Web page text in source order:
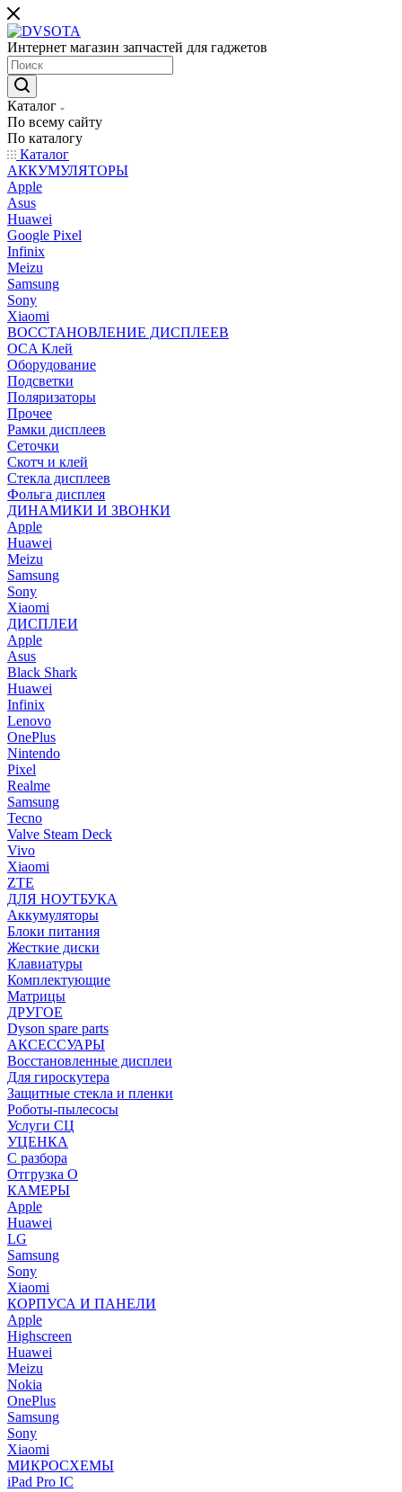
Интернет магазин запчастей для гаджетов
Каталог
По всему сайту
По каталогу
Каталог
АККУМУЛЯТОРЫ
Apple
Asus
Huawei
Google Pixel
Infinix
Meizu
Samsung
Sony
Xiaomi
ВОССТАНОВЛЕНИЕ ДИСПЛЕЕВ
OCA Клей
Оборудование
Подсветки
Поляризаторы
Прочее
Рамки дисплеев
Сеточки
Скотч и клей
Стекла дисплеев
Фольга дисплея
ДИНАМИКИ И ЗВОНКИ
Apple
Huawei
Meizu
Samsung
Sony
Xiaomi
ДИСПЛЕИ
Apple
Asus
Black Shark
Huawei
Infinix
Lenovo
OnePlus
Nintendo
Pixel
Realme
Samsung
Tecno
Valve Steam Deck
Vivo
Xiaomi
ZTE
ДЛЯ НОУТБУКА
Аккумуляторы
Блоки питания
Жесткие диски
Клавиатуры
Комплектующие
Матрицы
ДРУГОЕ
Dyson spare parts
АКСЕССУАРЫ
Восстановленные дисплеи
Для гироскутера
Защитные стекла и пленки
Роботы-пылесосы
Услуги СЦ
УЦЕНКА
С разбора
Отгрузка О
КАМЕРЫ
Apple
Huawei
LG
Samsung
Sony
Xiaomi
КОРПУСА И ПАНЕЛИ
Apple
Highscreen
Huawei
Meizu
Nokia
OnePlus
Samsung
Sony
Xiaomi
МИКРОСХЕМЫ
iPad Pro IC